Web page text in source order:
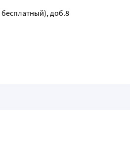
бесплатный), доб.8